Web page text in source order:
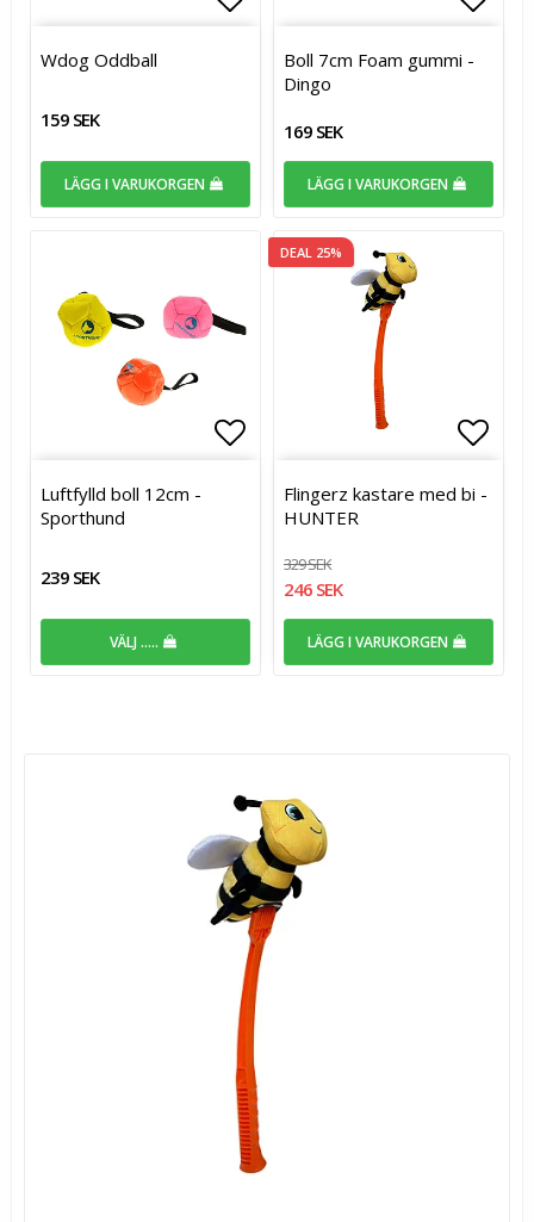
Lägg till i favoritlistan
Wdog Oddball
159 SEK
LÄGG I VARUKORGEN
Boll 7cm Foam gummi -
Dingo
169 SEK
LÄGG I VARUKORGEN
Lägg till i favoritlistan
Luftfylld boll 12cm -
Sporthund
239 SEK
VÄLJ .....
DEAL 25%
Flingerz kastare med bi -
HUNTER
329 SEK
246 SEK
LÄGG I VARUKORGEN